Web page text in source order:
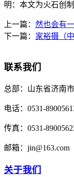
明：本文为火石创
上一篇： 然也会有
下一篇： 家裕摄（
联系我们
总部： 山东省济南
电话： 0531-
传真： 0531-
邮箱： jin@163.com
关于我们